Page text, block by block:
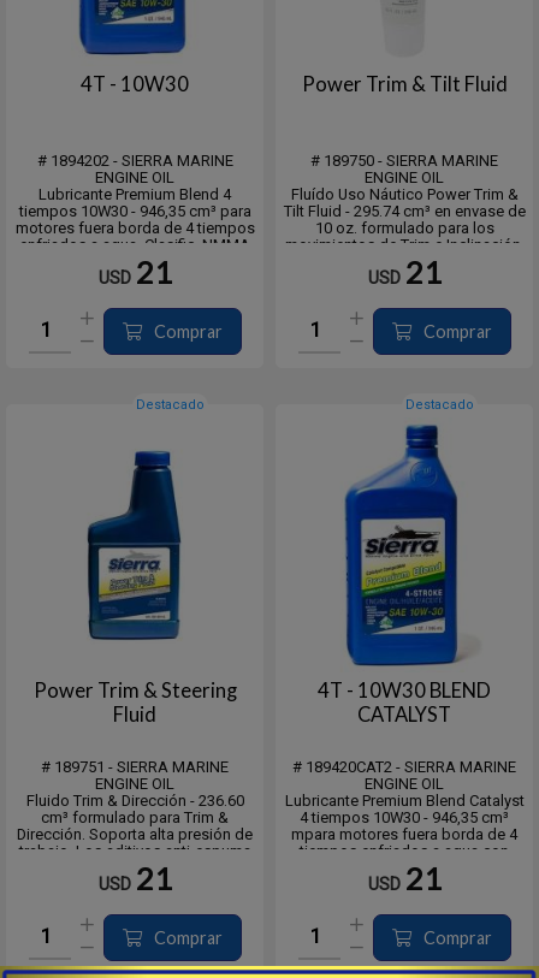
4T - 10W30
# 1894202 - SIERRA MARINE
ENGINE OIL
Lubricante Premium Blend 4
tiempos 10W30 - 946,35 cm³ para
motores fuera borda de 4 tiempos
enfriados a agua. Clasific. NMMA
FC-W API SL. Para uso en todas los
motores dentro/fuera de borda sin
utilizando las bases del Grupo II
junto ...
USD 21
Comprar
Power Trim & Tilt Fluid
# 189750 - SIERRA MARINE
ENGINE OIL
Fluído Uso Náutico Power Trim &
Tilt Fluid - 295.74 cm³ en envase de
10 oz. formulado para los
movimientos de Trim e Inclinación.
Desarrollado para soportar alta
presión de trabajo. Los aditivos
uniforme con una contaminación
red...
USD 21
Comprar
Destacado
Power Trim & Steering
Fluid
# 189751 - SIERRA MARINE
ENGINE OIL
Fluido Trim & Dirección - 236.60
cm³ formulado para Trim &
Dirección. Soporta alta presión de
trabajo. Los aditivos anti-espuma
garantizan un flujo uniforme con
una contaminación reducida del
Diseñado para uso intensivo a
altas pre...
USD 21
Comprar
Destacado
4T - 10W30 BLEND
CATALYST
# 189420CAT2 - SIERRA MARINE
ENGINE OIL
Lubricante Premium Blend Catalyst
4 tiempos 10W30 - 946,35 cm³
mpara motores fuera borda de 4
tiempos enfriados a agua con
Catalizador* o sin el. Diseñado
específicamente para uso tanto en
con o sin sistemas catalizadores
de ...
USD 21
Comprar